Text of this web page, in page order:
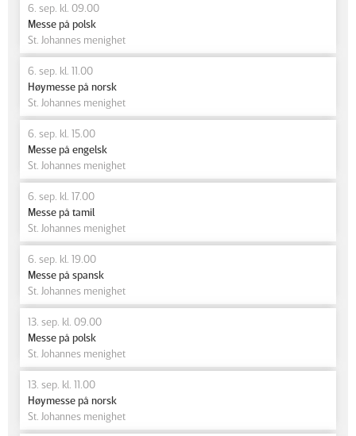
6. sep. kl. 09.00
Messe på polsk
St. Johannes menighet
6. sep. kl. 11.00
Høymesse på norsk
St. Johannes menighet
6. sep. kl. 15.00
Messe på engelsk
St. Johannes menighet
6. sep. kl. 17.00
Messe på tamil
St. Johannes menighet
6. sep. kl. 19.00
Messe på spansk
St. Johannes menighet
13. sep. kl. 09.00
Messe på polsk
St. Johannes menighet
13. sep. kl. 11.00
Høymesse på norsk
St. Johannes menighet